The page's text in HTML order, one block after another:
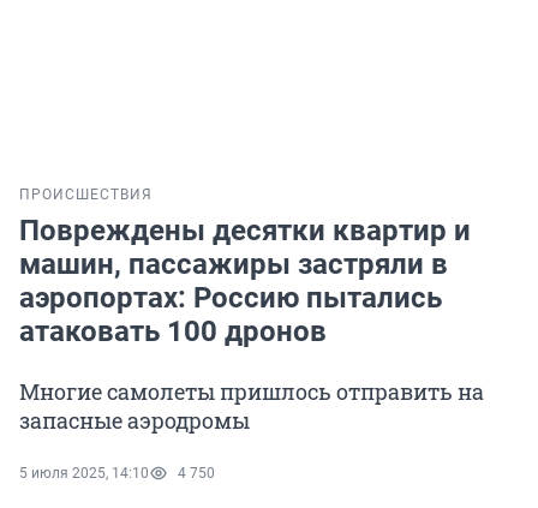
ПРОИСШЕСТВИЯ
Повреждены десятки квартир и
машин, пассажиры застряли в
аэропортах: Россию пытались
атаковать 100 дронов
Многие самолеты пришлось отправить на
запасные аэродромы
5 июля 2025, 14:10 4 750